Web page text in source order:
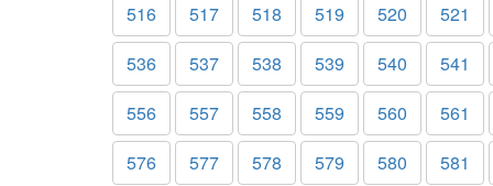
516
517 518 519 520
521
536
537 538 539 540
541
556
557 558 559 560
561
576
577 578 579 580 581